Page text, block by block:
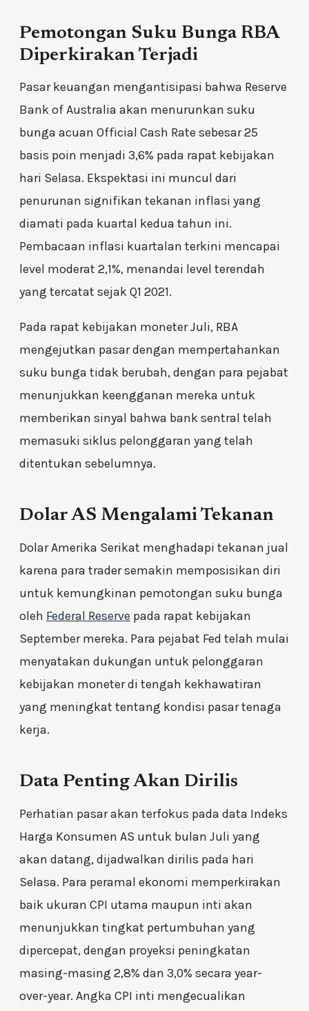
Pemotongan Suku Bunga RBA
Diperkirakan Terjadi
Pasar keuangan mengantisipasi bahwa Reserve
Bank of Australia akan menurunkan suku
bunga acuan Official Cash Rate sebesar 25
basis poin menjadi 3,6% pada rapat kebijakan
hari Selasa. Ekspektasi ini muncul dari
penurunan signifikan tekanan inflasi yang
diamati pada kuartal kedua tahun ini.
Pembacaan inflasi kuartalan terkini mencapai
level moderat 2,1%, menandai level terendah
yang tercatat sejak Q1 2021.
Pada rapat kebijakan moneter Juli, RBA
mengejutkan pasar dengan mempertahankan
suku bunga tidak berubah, dengan para pejabat
menunjukkan keengganan mereka untuk
memberikan sinyal bahwa bank sentral telah
memasuki siklus pelonggaran yang telah
ditentukan sebelumnya.
Dolar AS Mengalami Tekanan
Dolar Amerika Serikat menghadapi tekanan jual
karena para trader semakin memposisikan diri
untuk kemungkinan pemotongan suku bunga
oleh Federal Reserve pada rapat kebijakan
September mereka. Para pejabat Fed telah mulai
menyatakan dukungan untuk pelonggaran
kebijakan moneter di tengah kekhawatiran
yang meningkat tentang kondisi pasar tenaga
kerja.
Data Penting Akan Dirilis
Perhatian pasar akan terfokus pada data Indeks
Harga Konsumen AS untuk bulan Juli yang
akan datang, dijadwalkan dirilis pada hari
Selasa. Para peramal ekonomi memperkirakan
baik ukuran CPI utama maupun inti akan
menunjukkan tingkat pertumbuhan yang
dipercepat, dengan proyeksi peningkatan
masing-masing 2,8% dan 3,0% secara year-
over-year. Angka CPI inti mengecualikan